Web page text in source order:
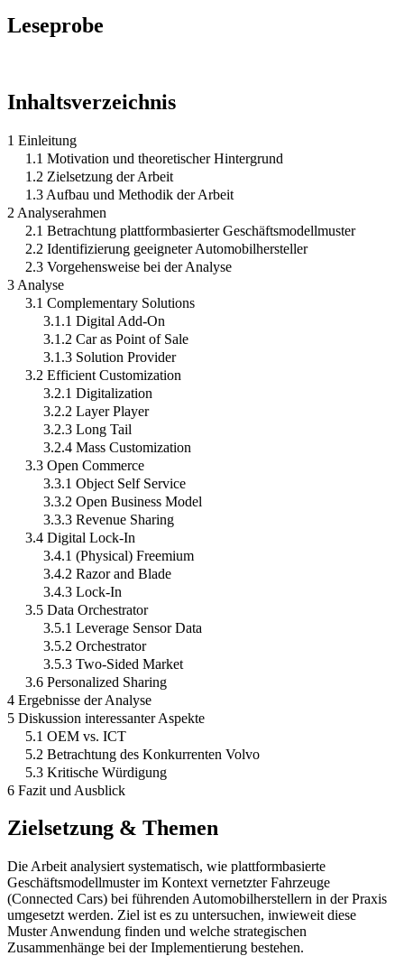
Leseprobe
Inhaltsverzeichnis
1 Einleitung
1.1 Motivation und theoretischer Hintergrund
1.2 Zielsetzung der Arbeit
1.3 Aufbau und Methodik der Arbeit
2 Analyserahmen
2.1 Betrachtung plattformbasierter Geschäftsmodellmuster
2.2 Identifizierung geeigneter Automobilhersteller
2.3 Vorgehensweise bei der Analyse
3 Analyse
3.1 Complementary Solutions
3.1.1 Digital Add-On
3.1.2 Car as Point of Sale
3.1.3 Solution Provider
3.2 Efficient Customization
3.2.1 Digitalization
3.2.2 Layer Player
3.2.3 Long Tail
3.2.4 Mass Customization
3.3 Open Commerce
3.3.1 Object Self Service
3.3.2 Open Business Model
3.3.3 Revenue Sharing
3.4 Digital Lock-In
3.4.1 (Physical) Freemium
3.4.2 Razor and Blade
3.4.3 Lock-In
3.5 Data Orchestrator
3.5.1 Leverage Sensor Data
3.5.2 Orchestrator
3.5.3 Two-Sided Market
3.6 Personalized Sharing
4 Ergebnisse der Analyse
5 Diskussion interessanter Aspekte
5.1 OEM vs. ICT
5.2 Betrachtung des Konkurrenten Volvo
5.3 Kritische Würdigung
6 Fazit und Ausblick
Zielsetzung & Themen
Die Arbeit analysiert systematisch, wie plattformbasierte
Geschäftsmodellmuster im Kontext vernetzter Fahrzeuge
(Connected Cars) bei führenden Automobilherstellern in der Praxis
umgesetzt werden. Ziel ist es zu untersuchen, inwieweit diese
Muster Anwendung finden und welche strategischen
Zusammenhänge bei der Implementierung bestehen.